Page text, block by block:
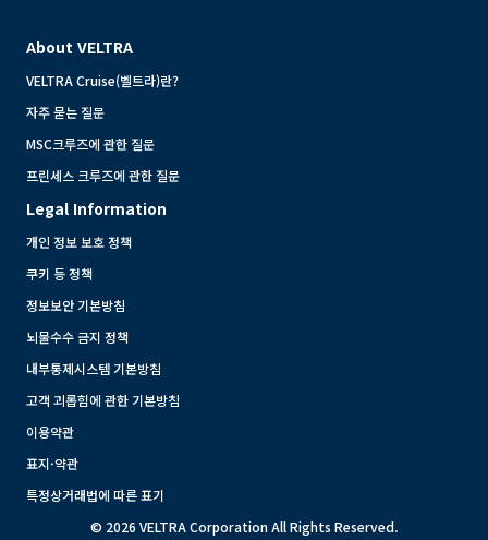
About VELTRA
VELTRA Cruise(벨트라)란?
자주 묻는 질문
MSC크루즈에 관한 질문
프린세스 크루즈에 관한 질문
Legal Information
개인 정보 보호 정책
쿠키 등 정책
정보보안 기본방침
뇌물수수 금지 정책
내부통제시스템 기본방침
고객 괴롭힘에 관한 기본방침
이용약관
표지·약관
특정상거래법에 따른 표기
© 2026 VELTRA Corporation All Rights Reserved.